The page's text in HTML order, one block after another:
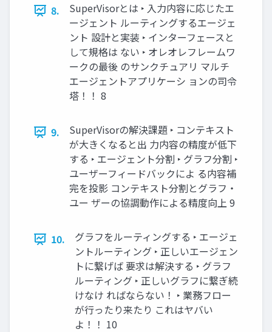
8.
SuperVisorとは ‣ 入力内容に応じたエ
ージェント ルーティングするエージェ
ント 設計と実装 ‣ インターフェースと
して規格は ない ‣ オレオレフレームワ
ークの最後 のサンクチュアリ マルチ
エージェントアプリケーシ ョンの司令
塔！！ 8
9.
SuperVisorの解決課題 ‣ コンテキスト
が大きくなると出 力内容の精度が低下
する ‣ エージェント分割 ‣ グラフ分割 ‣
ユーザーフィードバックによ る内容補
完を投影 コンテキスト分割とグラフ・
ユー ザーの協調動作による精度向上 9
10.
グラフをルーティングする ‣ エージェ
ントルーティング ‣ 正しいエージェン
トに繋げば 要求は解決する ‣ グラフ
ルーティング ‣ 正しいグラフに繋ぎ続
けなけ ればならない！ ‣ 業務フロー
が行ったり来たり これはヤバい
よ！！ 10